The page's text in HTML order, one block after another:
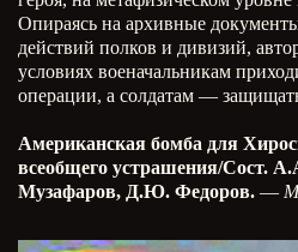
Опираясь на архивные
действий полков и дивизий,
условиях военачальникам
операции, а солдатам —
Американская бомба для
всеобщего устрашения/Сост.
Музафаров, Д.Ю. Федоров. —